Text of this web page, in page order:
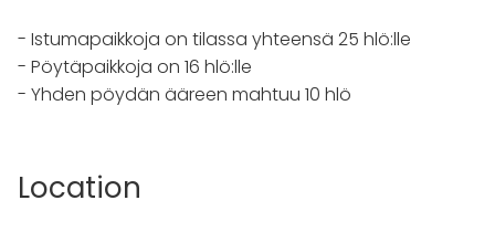
- Istumapaikkoja on tilassa yhteensä 25 hlö:lle
- Pöytäpaikkoja on 16 hlö:lle
- Yhden pöydän ääreen mahtuu 10 hlö
Location